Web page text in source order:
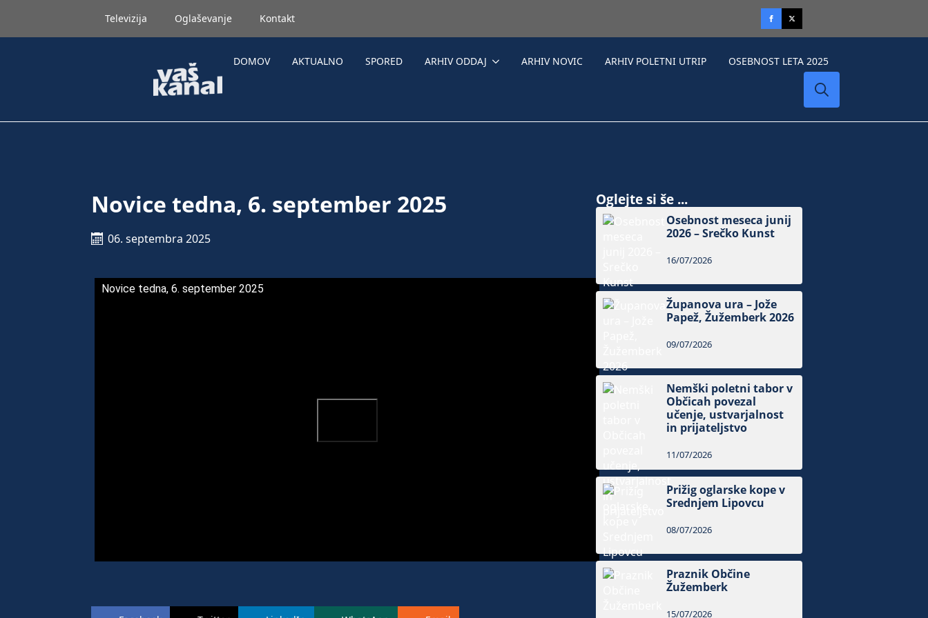
Televizija Oglaševanje Kontakt
DOMOV AKTUALNO SPORED ARHIV ODDAJ ARHIV NOVIC ARHIV POLETNI UTRIP OSEBNOST LETA 2025
Novice tedna, 6. september 2025
06. septembra 2025
Novice tedna, 6. september 2025
Oglejte si še ...
Osebnost meseca junij
2026 – Srečko Kunst
16/07/2026
Županova ura – Jože
Papež, Žužemberk 2026
09/07/2026
Nemški poletni tabor v
Občicah povezal
učenje, ustvarjalnost
in prijateljstvo
11/07/2026
Prižig oglarske kope v
Srednjem Lipovcu
08/07/2026
Praznik Občine
Žužemberk
15/07/2026